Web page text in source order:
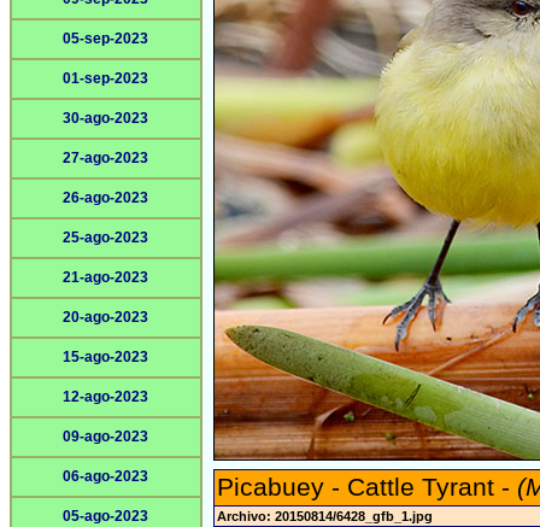
05-sep-2023
01-sep-2023
30-ago-2023
27-ago-2023
26-ago-2023
25-ago-2023
21-ago-2023
20-ago-2023
15-ago-2023
12-ago-2023
09-ago-2023
06-ago-2023
05-ago-2023
Picabuey - Cattle Tyrant -
Archivo: 20150814/6428_gfb_1.jpg